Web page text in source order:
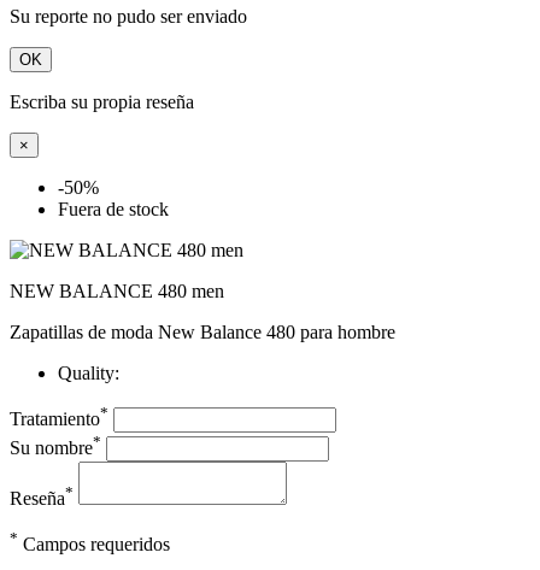
Su reporte no pudo ser enviado
OK
Escriba su propia reseña
×
-50%
Fuera de stock
NEW BALANCE 480 men
Zapatillas de moda New Balance 480 para hombre
Quality:
Tratamiento*
Su nombre*
Reseña*
* Campos requeridos